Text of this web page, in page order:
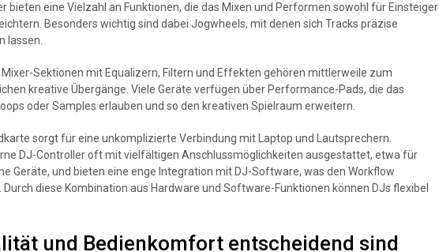
bieten eine Vielzahl an Funktionen, die das Mixen und Performen sowohl für Einsteiger
Besonders wichtig sind dabei Jogwheels, mit denen sich Tracks präzise
lassen.
Sektionen mit Equalizern, Filtern und Effekten gehören mittlerweile zum
kreative Übergänge. Viele Geräte verfügen über Performance-Pads, die das
oder Samples erlauben und so den kreativen Spielraum erweitern.
sorgt für eine unkomplizierte Verbindung mit Laptop und Lautsprechern.
DJ-Controller oft mit vielfältigen Anschlussmöglichkeiten ausgestattet, etwa für
Geräte, und bieten eine enge Integration mit DJ-Software, was den Workflow
diese Kombination aus Hardware und Software-Funktionen können DJs flexibel
und Bedienkomfort entscheidend sind